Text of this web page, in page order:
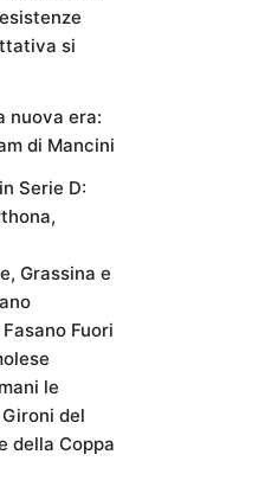
si
nuova era:
di Mancini
Serie D:
Grassina e
Fuori
le
del
della Coppa